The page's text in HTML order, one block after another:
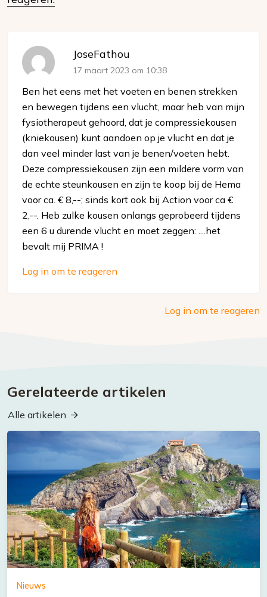
JoseFathou
17 maart 2023 om 10:38
Ben het eens met het voeten en benen strekken
en bewegen tijdens een vlucht, maar heb van mijn
fysiotherapeut gehoord, dat je compressiekousen
(kniekousen) kunt aandoen op je vlucht en dat je
dan veel minder last van je benen/voeten hebt.
Deze compressiekousen zijn een mildere vorm van
de echte steunkousen en zijn te koop bij de Hema
voor ca. € 8,--; sinds kort ook bij Action voor ca €
2,--. Heb zulke kousen onlangs geprobeerd tijdens
een 6 u durende vlucht en moet zeggen: ....het
bevalt mij PRIMA !
Log in om te reageren
Log in om te reageren
Gerelateerde artikelen
Alle artikelen
Nieuws